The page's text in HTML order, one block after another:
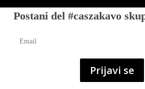
Postani del #caszakavo
Prijavi se